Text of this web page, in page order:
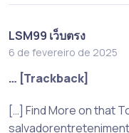
LSM99 เว็บตรง
6 de fevereiro de 2025
… [Trackback]
[…] Find More on that